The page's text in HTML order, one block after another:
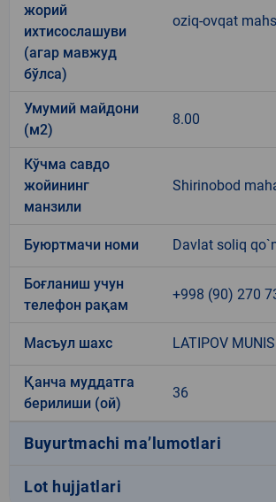
жорий
ихтисослашуви
(агар мавжуд
бўлса)
oziq-ovqat
Умумий майдони
(м2)
8.00
Кўчма савдо
жойининг
манзили
Shirinobod
Буюртмачи номи Davlat soliq
Боғланиш учун
телефон рақам
+998 (90) 270
Масъул шахс LATIPOV
Қанча муддатга
берилиши (ой)
36
Buyurtmachi ma’lumotlari
Lot hujjatlari